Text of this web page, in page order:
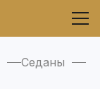
Седаны